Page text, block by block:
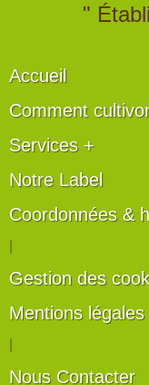
"
Accueil
Comment
Services +
Notre Label
Coordonnées &
Gestion des
Mentions légales
Nous Contacter